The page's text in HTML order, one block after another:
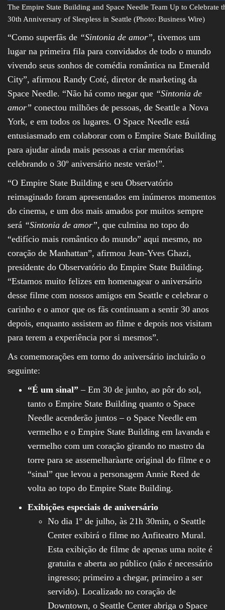
The Empire State Building and Space Needle Team Up to Celebrate
30th Anniversary of Sleepless in Seattle (Photo: Business Wire)
“Como superfãs de “Sintonia de amor”, tivemos um
lugar na primeira fila para convidados de todo o mundo
vivendo seus sonhos de comédia romântica na Emerald
City”, afirmou Randy Coté, diretor de marketing da
Space Needle. “Não há como negar que “Sintonia de
amor” conectou milhões de pessoas, de Seattle a Nova
York, e em todos os lugares. O Space Needle está
entusiasmado em colaborar com o Empire State Building
para ajudar ainda mais pessoas a criar memórias
celebrando o 30º aniversário neste verão!”.
“O Empire State Building e seu Observatório
reimaginado foram apresentados em inúmeros momentos
do cinema, e um dos mais amados por muitos sempre
será “Sintonia de amor”, que culmina no topo do
“edifício mais romântico do mundo” aqui mesmo, no
coração de Manhattan”, afirmou Jean-Yves Ghazi,
presidente do Observatório do Empire State Building.
“Estamos muito felizes em homenagear o aniversário
desse filme com nossos amigos em Seattle e celebrar o
carinho e o amor que os fãs continuam a sentir 30 anos
depois, enquanto assistem ao filme e depois nos visitam
para terem a experiência por si mesmos”.
As comemorações em torno do aniversário incluirão o
seguinte:
“É um sinal”– Em 30 de junho, ao pôr do sol,
tanto o Empire State Building quanto o Space
Needle acenderão juntos – o Space Needle em
vermelho e o Empire State Building em lavanda e
vermelho com um coração girando no mastro da
torre para se assemelharàarte original do filme e o
“sinal” que levou a personagem Annie Reed de
volta ao topo do Empire State Building.
Exibições especiais de aniversário
No dia 1º de julho, às 21h 30min, o Seattle
Center exibirá o filme no Anfiteatro Mural.
Esta exibição de filme de apenas uma noite é
gratuita e aberta ao público (não é necessário
ingresso; primeiro a chegar, primeiro a ser
servido). Localizado no coração de
Downtown, o Seattle Center abriga o Space